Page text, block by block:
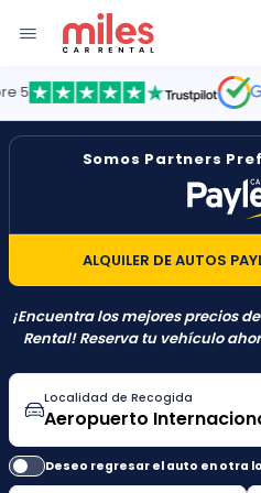
Somos Partners
ALQUILER DE AUTOS
¡Encuentra los mejores precios
Rental! Reserva tu vehículo
Localidad de Recogida
Deseo regresar el auto en otra